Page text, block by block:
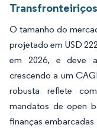
O tamanho do
projetado em USD
em 2026, e deve
crescendo a um
robusta reflete
mandatos de open
finanças